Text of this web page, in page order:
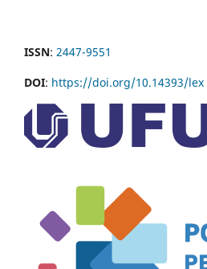
ISSN: 2447-9551
DOI: https://doi.org/10.14393/lex